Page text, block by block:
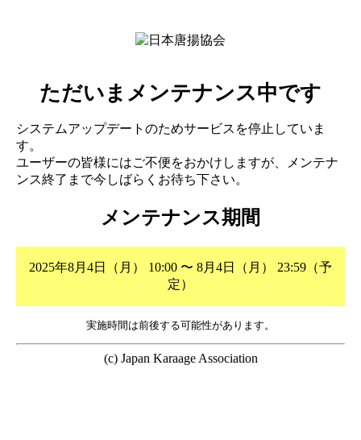
ただいまメンテナンス中です
システムアップデートのためサービスを停止していま
す。
ユーザーの皆様にはご不便をおかけしますが、メンテナ
ンス終了まで今しばらくお待ち下さい。
メンテナンス期間
2025年8月4日（月） 10:00 〜 8月4日（月） 23:59（予
定）
実施時間は前後する可能性があります。
(c) Japan Karaage Association